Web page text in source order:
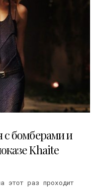
бомберами и
Khaite
этот раз проходит